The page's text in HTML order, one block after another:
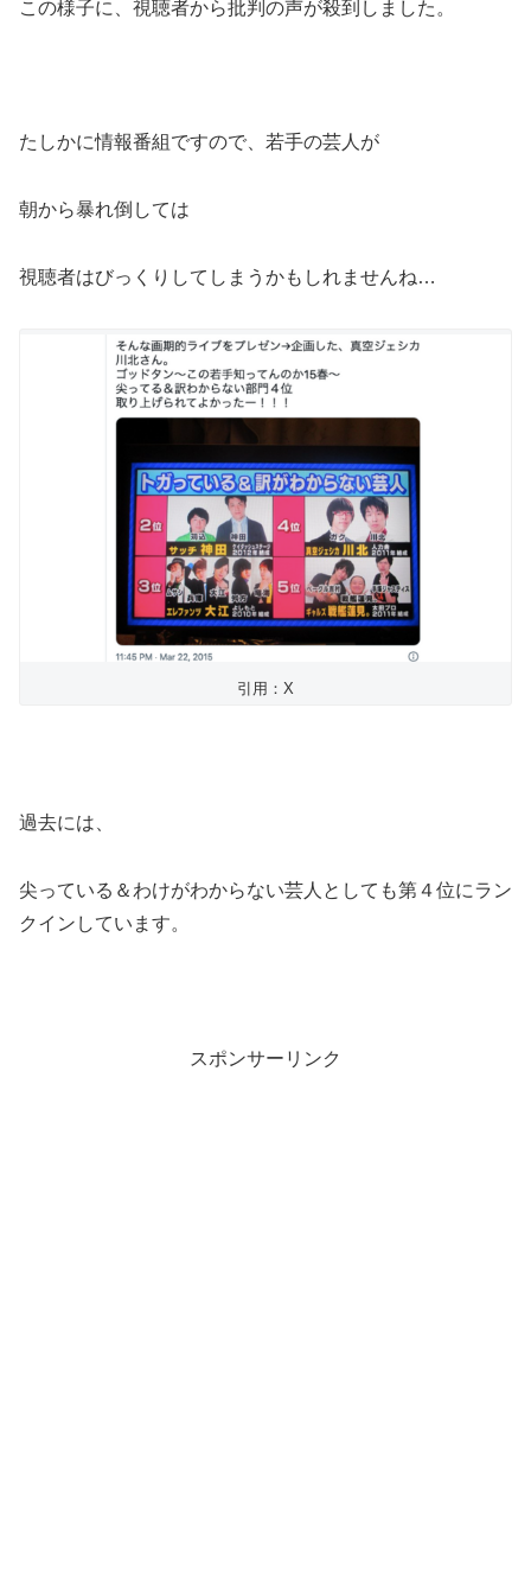
この様子に、視聴者から批判の声が殺到しました。
たしかに情報番組ですので、若手の芸人が
朝から暴れ倒しては
視聴者はびっくりしてしまうかもしれませんね…
引用：X
過去には、
尖っている＆わけがわからない芸人としても第４位にラン
クインしています。
スポンサーリンク